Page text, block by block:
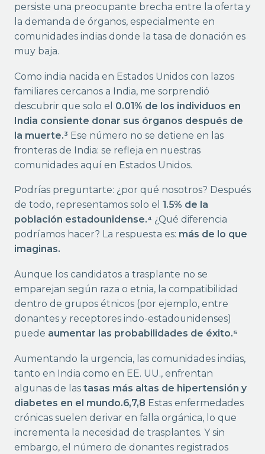
persiste una preocupante brecha entre la oferta y
la demanda de órganos, especialmente en
comunidades indias donde la tasa de donación es
muy baja.
Como india nacida en Estados Unidos con lazos
familiares cercanos a India, me sorprendió
descubrir que solo el 0.01% de los individuos en
India consiente donar sus órganos después de
la muerte.³Ese número no se detiene en las
fronteras de India: se refleja en nuestras
comunidades aquí en Estados Unidos.
Podrías preguntarte: ¿por qué nosotros? Después
de todo, representamos solo el 1.5% de la
población estadounidense.⁴ ¿Qué diferencia
podríamos hacer? La respuesta es: más de lo que
imaginas.
Aunque los candidatos a trasplante no se
emparejan según raza o etnia, la compatibilidad
dentro de grupos étnicos (por ejemplo, entre
donantes y receptores indo-estadounidenses)
puede aumentar las probabilidades de éxito.⁵
Aumentando la urgencia, las comunidades indias,
tanto en India como en EE. UU., enfrentan
algunas de las tasas más altas de hipertensión y
diabetes en el mundo.6,7,8 Estas enfermedades
crónicas suelen derivar en falla orgánica, lo que
incrementa la necesidad de trasplantes. Y sin
embargo, el número de donantes registrados